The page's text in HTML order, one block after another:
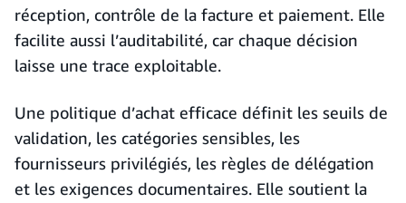
réception, contrôle de la facture et paiement. Elle
facilite aussi l’auditabilité, car chaque décision
laisse une trace exploitable.
Une politique d’achat efficace définit les seuils de
validation, les catégories sensibles, les
fournisseurs privilégiés, les règles de délégation
et les exigences documentaires. Elle soutient la